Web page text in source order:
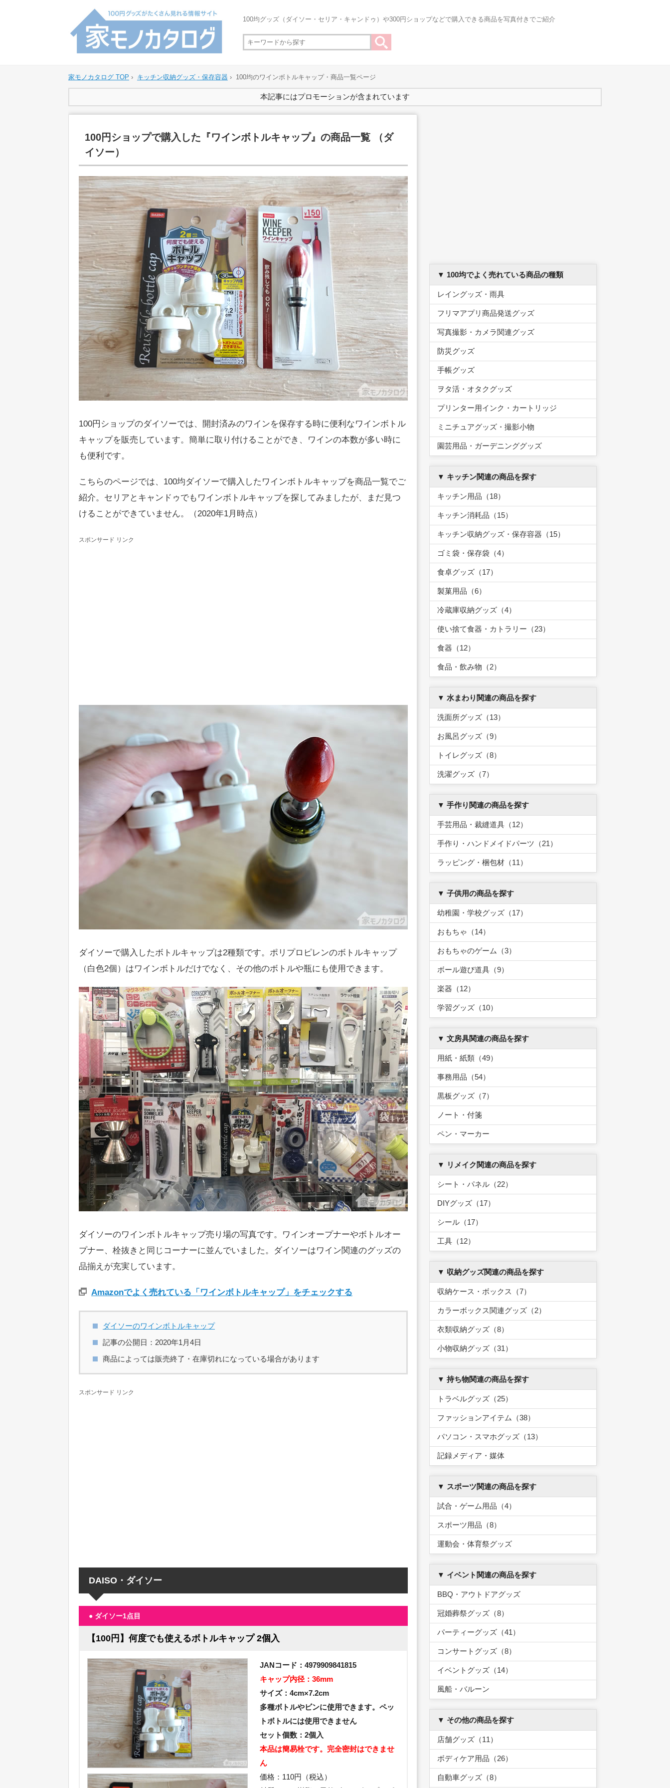
100均グッズ（ダイソー・セリア・キャンドゥ）や300円ショップなどで購入できる商品を写真付きでご紹介
家モノカタログ TOP › キッチン収納グッズ・保存容器 › 100均のワインボトルキャップ・商品一覧ページ
本記事にはプロモーションが含まれています
100円ショップで購入した『ワインボトルキャップ』の商品一覧 （ダ
イソー）
100円ショップのダイソーでは、開封済みのワインを保存する時に便利なワインボトル
キャップを販売しています。簡単に取り付けることができ、ワインの本数が多い時に
も便利です。
こちらのページでは、100均ダイソーで購入したワインボトルキャップを商品一覧でご
紹介。セリアとキャンドゥでもワインボトルキャップを探してみましたが、まだ見つ
けることができていません。（2020年1月時点）
スポンサード リンク
ダイソーで購入したボトルキャップは2種類です。ポリプロピレンのボトルキャップ
（白色2個）はワインボトルだけでなく、その他のボトルや瓶にも使用できます。
ダイソーのワインボトルキャップ売り場の写真です。ワインオープナーやボトルオー
プナー、栓抜きと同じコーナーに並んでいました。ダイソーはワイン関連のグッズの
品揃えが充実しています。
Amazonでよく売れている「ワインボトルキャップ」をチェックする
ダイソーのワインボトルキャップ
記事の公開日：2020年1月4日
商品によっては販売終了・在庫切れになっている場合があります
スポンサード リンク
DAISO・ダイソー
● ダイソー1点目
【100円】何度でも使えるボトルキャップ 2個入
JANコード：4979909841815
キャップ内径：36mm
サイズ：4cm×7.2cm
多種ボトルやビンに使用できます。ペッ
トボトルには使用できません
セット個数：2個入
本品は簡易栓です。完全密封はできませ
ん
価格：110円（税込）
▼ 100均でよく売れている商品の種類
レイングッズ・雨具
フリマアプリ商品発送グッズ
写真撮影・カメラ関連グッズ
防災グッズ
手帳グッズ
ヲタ活・オタクグッズ
プリンター用インク・カートリッジ
ミニチュアグッズ・撮影小物
園芸用品・ガーデニンググッズ
▼ キッチン関連の商品を探す
キッチン用品（18）
キッチン消耗品（15）
キッチン収納グッズ・保存容器（15）
ゴミ袋・保存袋（4）
食卓グッズ（17）
製菓用品（6）
冷蔵庫収納グッズ（4）
使い捨て食器・カトラリー（23）
食器（12）
食品・飲み物（2）
▼ 水まわり関連の商品を探す
洗面所グッズ（13）
お風呂グッズ（9）
トイレグッズ（8）
洗濯グッズ（7）
▼ 手作り関連の商品を探す
手芸用品・裁縫道具（12）
手作り・ハンドメイドパーツ（21）
ラッピング・梱包材（11）
▼ 子供用の商品を探す
幼稚園・学校グッズ（17）
おもちゃ（14）
おもちゃのゲーム（3）
ボール遊び道具（9）
楽器（12）
学習グッズ（10）
▼ 文房具関連の商品を探す
用紙・紙類（49）
事務用品（54）
黒板グッズ（7）
ノート・付箋
ペン・マーカー
▼ リメイク関連の商品を探す
シート・パネル（22）
DIYグッズ（17）
シール（17）
工具（12）
▼ 収納グッズ関連の商品を探す
収納ケース・ボックス（7）
カラーボックス関連グッズ（2）
衣類収納グッズ（8）
小物収納グッズ（31）
▼ 持ち物関連の商品を探す
トラベルグッズ（25）
ファッションアイテム（38）
パソコン・スマホグッズ（13）
記録メディア・媒体
▼ スポーツ関連の商品を探す
試合・ゲーム用品（4）
スポーツ用品（8）
運動会・体育祭グッズ
▼ イベント関連の商品を探す
BBQ・アウトドアグッズ
冠婚葬祭グッズ（8）
パーティーグッズ（41）
コンサートグッズ（8）
イベントグッズ（14）
風船・バルーン
▼ その他の商品を探す
店舗グッズ（11）
ボディケア用品（26）
自動車グッズ（8）